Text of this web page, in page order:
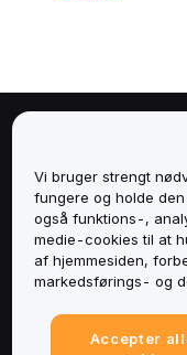
Tjenester
Support
Vi bruger strengt
fungere og holde
også funktions-,
medie-cookies til at
af hjemmesiden,
markedsførings- og
Accepter